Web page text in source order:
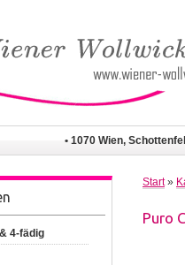
• 1070 Wien,
4-fädig
Start»
Puro